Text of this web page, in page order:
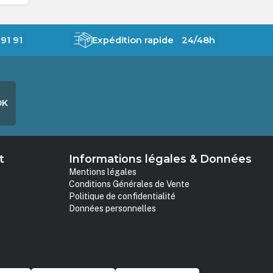
91 Expédition rapide 24/48h
Informations légales & Données
Mentions légales
Conditions Générales de Vente
Politique de confidentialité
Données personnelles